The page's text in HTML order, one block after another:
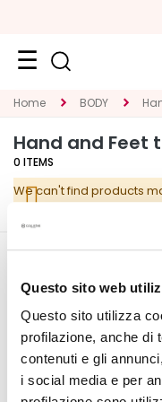
Questo sito web
Questo sito utilizza
profilazione, anche di
contenuti e gli
i social media e per
Face
C
A
T
E
G
Y
S
p
e
c
Home BODY
Hand and Feet
0 ITEMS
We can't find products
Contact
Accessibility Statement